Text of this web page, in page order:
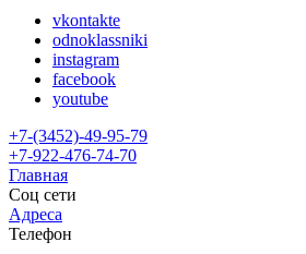
vkontakte
odnoklassniki
instagram
facebook
youtube
+7-(3452)-49-95-79
+7-922-476-74-70
Главная
Соц сети
Адреса
Телефон